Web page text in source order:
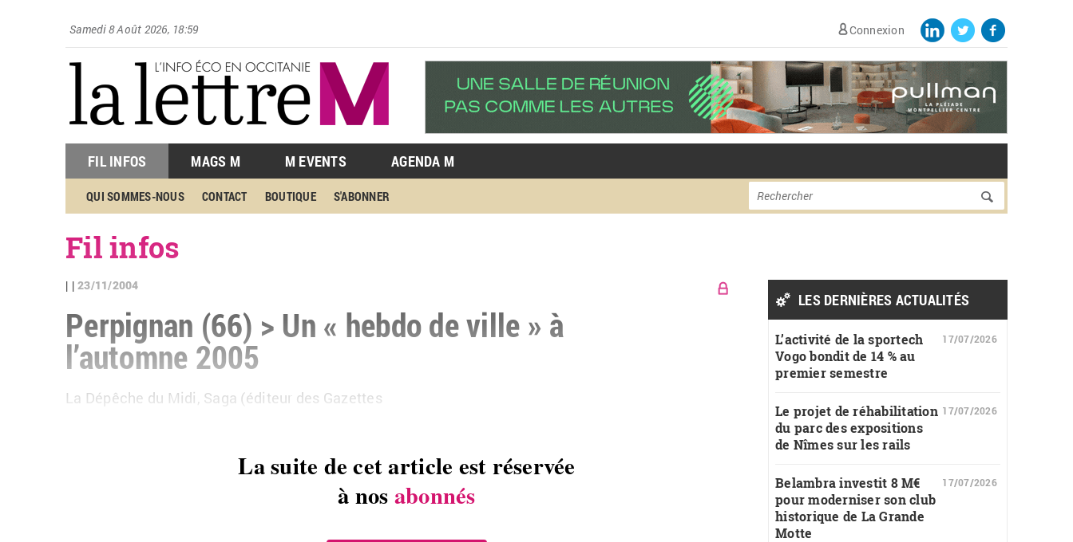
Samedi 8 Août 2026, 18:59 Connexion
FIL INFOS MAGS M M EVENTS AGENDA M
QUI SOMMES-NOUS CONTACT BOUTIQUE S'ABONNER Formulaire de
Rechercher
Fil infos
| |23/11/2004
Perpignan (66) > Un « hebdo de ville » à
l’automne 2005
La Dépêche du Midi, Saga (éditeur des Gazettes
La suite de cet article est réservée
à nosabonnés
LES DERNIÈRES ACTUALITÉS
L’activité de la sportech
Vogo bondit de 14 % au
premier semestre
17/07/2026
Le projet de réhabilitation
du parc des expositions
de Nîmes sur les rails
17/07/2026
Belambra investit 8 M€
pour moderniser son club
historique de La Grande
Motte
17/07/2026